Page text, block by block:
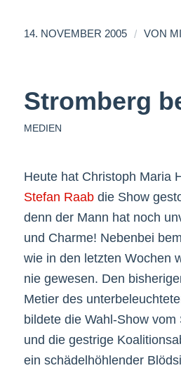
14. NOVEMBER 2005 / VON
Stromberg
MEDIEN
Heute hat Christoph Maria
Stefan Raabdie Show
denn der Mann hat noch
und Charme! Nebenbei
wie in den letzten Wochen
nie gewesen. Den
Metier des
bildete die Wahl-Show vom
und die gestrige
ein schädelhöhlender